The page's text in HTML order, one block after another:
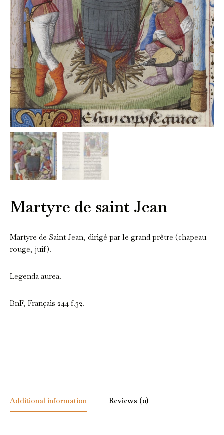
Martyre de saint Jean
Martyre de Saint Jean, dirigé par le grand prêtre (chapeau
rouge, juif).
Legenda aurea.
BnF, Français 244 f.32.
Additional information Reviews (0)